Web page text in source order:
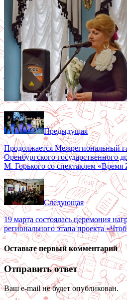
Предыдущая
Продолжается Межрегиональный
Оренбургского государственного
М. Горького со спектаклем «Время
Следующая
19 марта состоялась церемония
регионального этапа проекта
Оставьте первый комментарий
Отправить ответ
Ваш e-mail не будет опубликован.